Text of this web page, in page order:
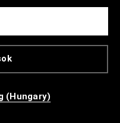
(Hungary)